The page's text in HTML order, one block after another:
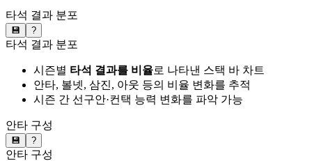
타석 결과 분포
💾 ?
타석 결과 분포
시즌별 타석 결과를 비율로 나타낸 스택 바 차트
안타, 볼넷, 삼진, 아웃 등의 비율 변화를 추적
시즌 간 선구안·컨택 능력 변화를 파악 가능
안타 구성
💾 ?
안타 구성